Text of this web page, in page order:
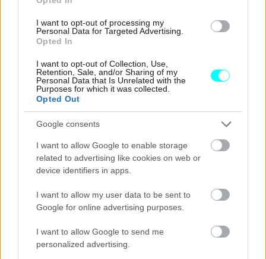
I want to opt-out of processing my
Personal Data for Targeted Advertising.
Opted In
I want to opt-out of Collection, Use,
Retention, Sale, and/or Sharing of my
Personal Data that Is Unrelated with the
Purposes for which it was collected.
Opted Out
Google consents
I want to allow Google to enable storage
related to advertising like cookies on web or
device identifiers in apps.
I want to allow my user data to be sent to
Google for online advertising purposes.
I want to allow Google to send me
personalized advertising.
Τι πρέπει να κάνεις αν δεις αυτή την
προβλέπεται για τους παραβάτες